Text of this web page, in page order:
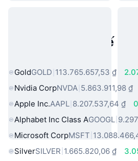
Tài sản trong thế
GoldGOLD 113.765.657,53 ₫
Nvidia CorpNVDA 5.863.911,98 ₫
Apple Inc.AAPL 8.207.537,64 ₫
Alphabet Inc Class AGOOGL
Microsoft CorpMSFT
SilverSILVER 1.665.820,06 ₫